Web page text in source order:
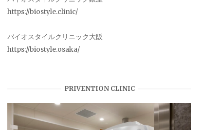
https://biostyle.clinic/
バイオスタイルクリニック大阪
https://biostyle.osaka/
PRIVENTION CLINIC